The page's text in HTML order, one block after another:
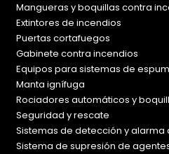
Mangueras y boquillas contra
Extintores de incendios
Puertas cortafuegos
Gabinete contra incendios
Equipos para sistemas de
Manta ignífuga
Rociadores automáticos y
Seguridad y rescate
Sistemas de detección y alarma
Sistema de supresión de